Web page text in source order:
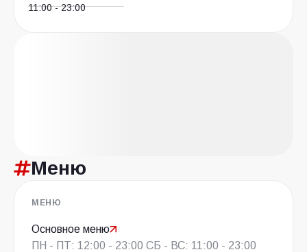
11:00 - 23:00
Меню
МЕНЮ
Основное меню
ПН - ПТ: 12:00 - 23:00 СБ - ВС: 11:00 - 23:00